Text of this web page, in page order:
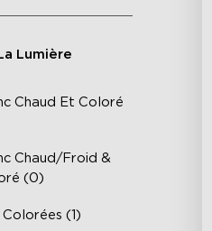
Lumière
Chaud Et Coloré
Chaud/Froid &
(0)
Colorées (1)